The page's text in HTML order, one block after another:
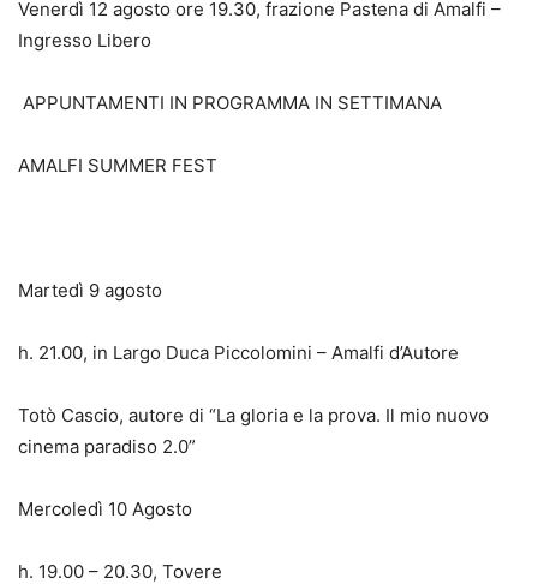
Venerdì 12 agosto ore 19.30, frazione Pastena di Amalfi –
Ingresso Libero
APPUNTAMENTI IN PROGRAMMA IN SETTIMANA
AMALFI SUMMER FEST
Martedì 9 agosto
h. 21.00, in Largo Duca Piccolomini – Amalfi d’Autore
Totò Cascio, autore di “La gloria e la prova. Il mio nuovo
cinema paradiso 2.0”
Mercoledì 10 Agosto
h. 19.00 – 20.30, Tovere